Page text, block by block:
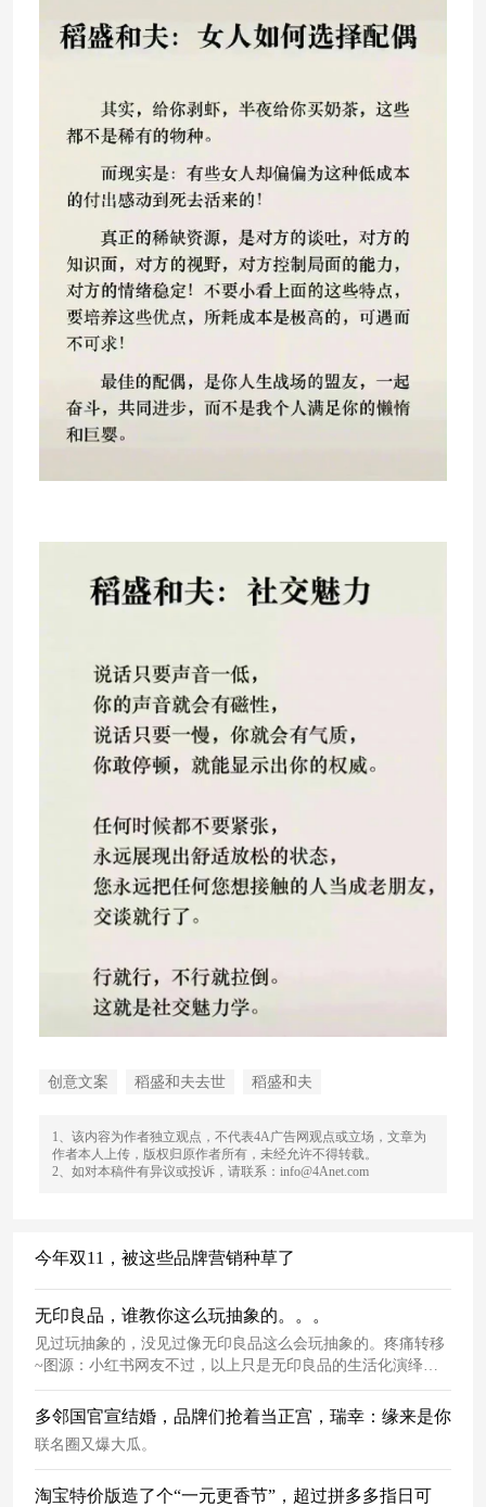
创意文案 稻盛和夫去世 稻盛和夫
1、该内容为作者独立观点，不代表4A广告网观点或立场，文章为
作者本人上传，版权归原作者所有，未经允许不得转载。
2、如对本稿件有异议或投诉，请联系：info@4Anet.com
今年双11，被这些品牌营销种草了
无印良品，谁教你这么玩抽象的。。。
见过玩抽象的，没见过像无印良品这么会玩抽象的。疼痛转移
~图源：小红书网友不过，以上只是无印良品的生活化演绎，
抽象的还在后头。要知道，无印良品并传统零售品牌，家居软
装才是其是品牌核心产品力的来源。
多邻国官宣结婚，品牌们抢着当正宫，瑞幸：缘来是你
联名圈又爆大瓜。
淘宝特价版造了个“一元更香节”，超过拼多多指日可